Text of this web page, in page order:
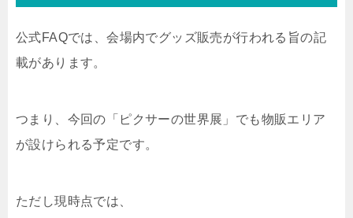
公式FAQでは、会場内でグッズ販売が行われる旨の記
載があります。
つまり、今回の「ピクサーの世界展」でも物販エリア
が設けられる予定です。
ただし現時点では、